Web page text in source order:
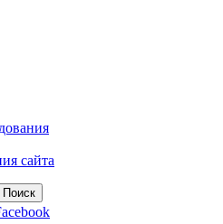
сайта